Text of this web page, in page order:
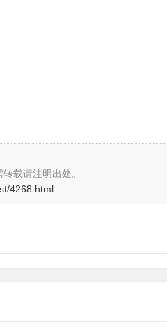
载请注明出处。
4268.html